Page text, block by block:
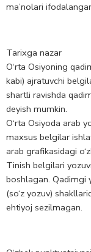
ma’nolari
Tarixga nazar
O‘rta Osiyoning
kabi) ajratuvchi
shartli ravishda
deyish mumkin.
O‘rta Osiyoda arab
maxsus belgilar
arab grafikasidagi
Tinish belgilari
boshlagan. Qadimgi
(so‘z yozuv)
ehtiyoj sezilmagan.